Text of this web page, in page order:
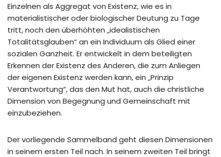
Einzelnen als Aggregat von Existenz, wie es in
materialistischer oder biologischer Deutung zu Tage
tritt, noch den überhöhten „idealistischen
Totalitätsglauben“ an ein Individuum als Glied einer
sozialen Ganzheit. Er entwickelt in dem beteiligten
Erkennen der Existenz des Anderen, die zum Anliegen
der eigenen Existenz werden kann, ein „Prinzip
Verantwortung“, das den Mut hat, auch die christliche
Dimension von Begegnung und Gemeinschaft mit
einzubeziehen.
Der vorliegende Sammelband geht diesen Dimensionen
in seinem ersten Teil nach. In seinem zweiten Teil bringt